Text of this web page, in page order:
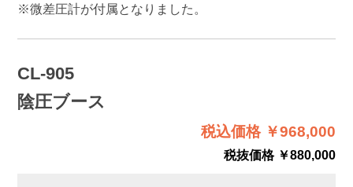
※微差圧計が付属となりました。
CL-905
陰圧ブース
税込価格 ￥968,000
税抜価格 ￥880,000